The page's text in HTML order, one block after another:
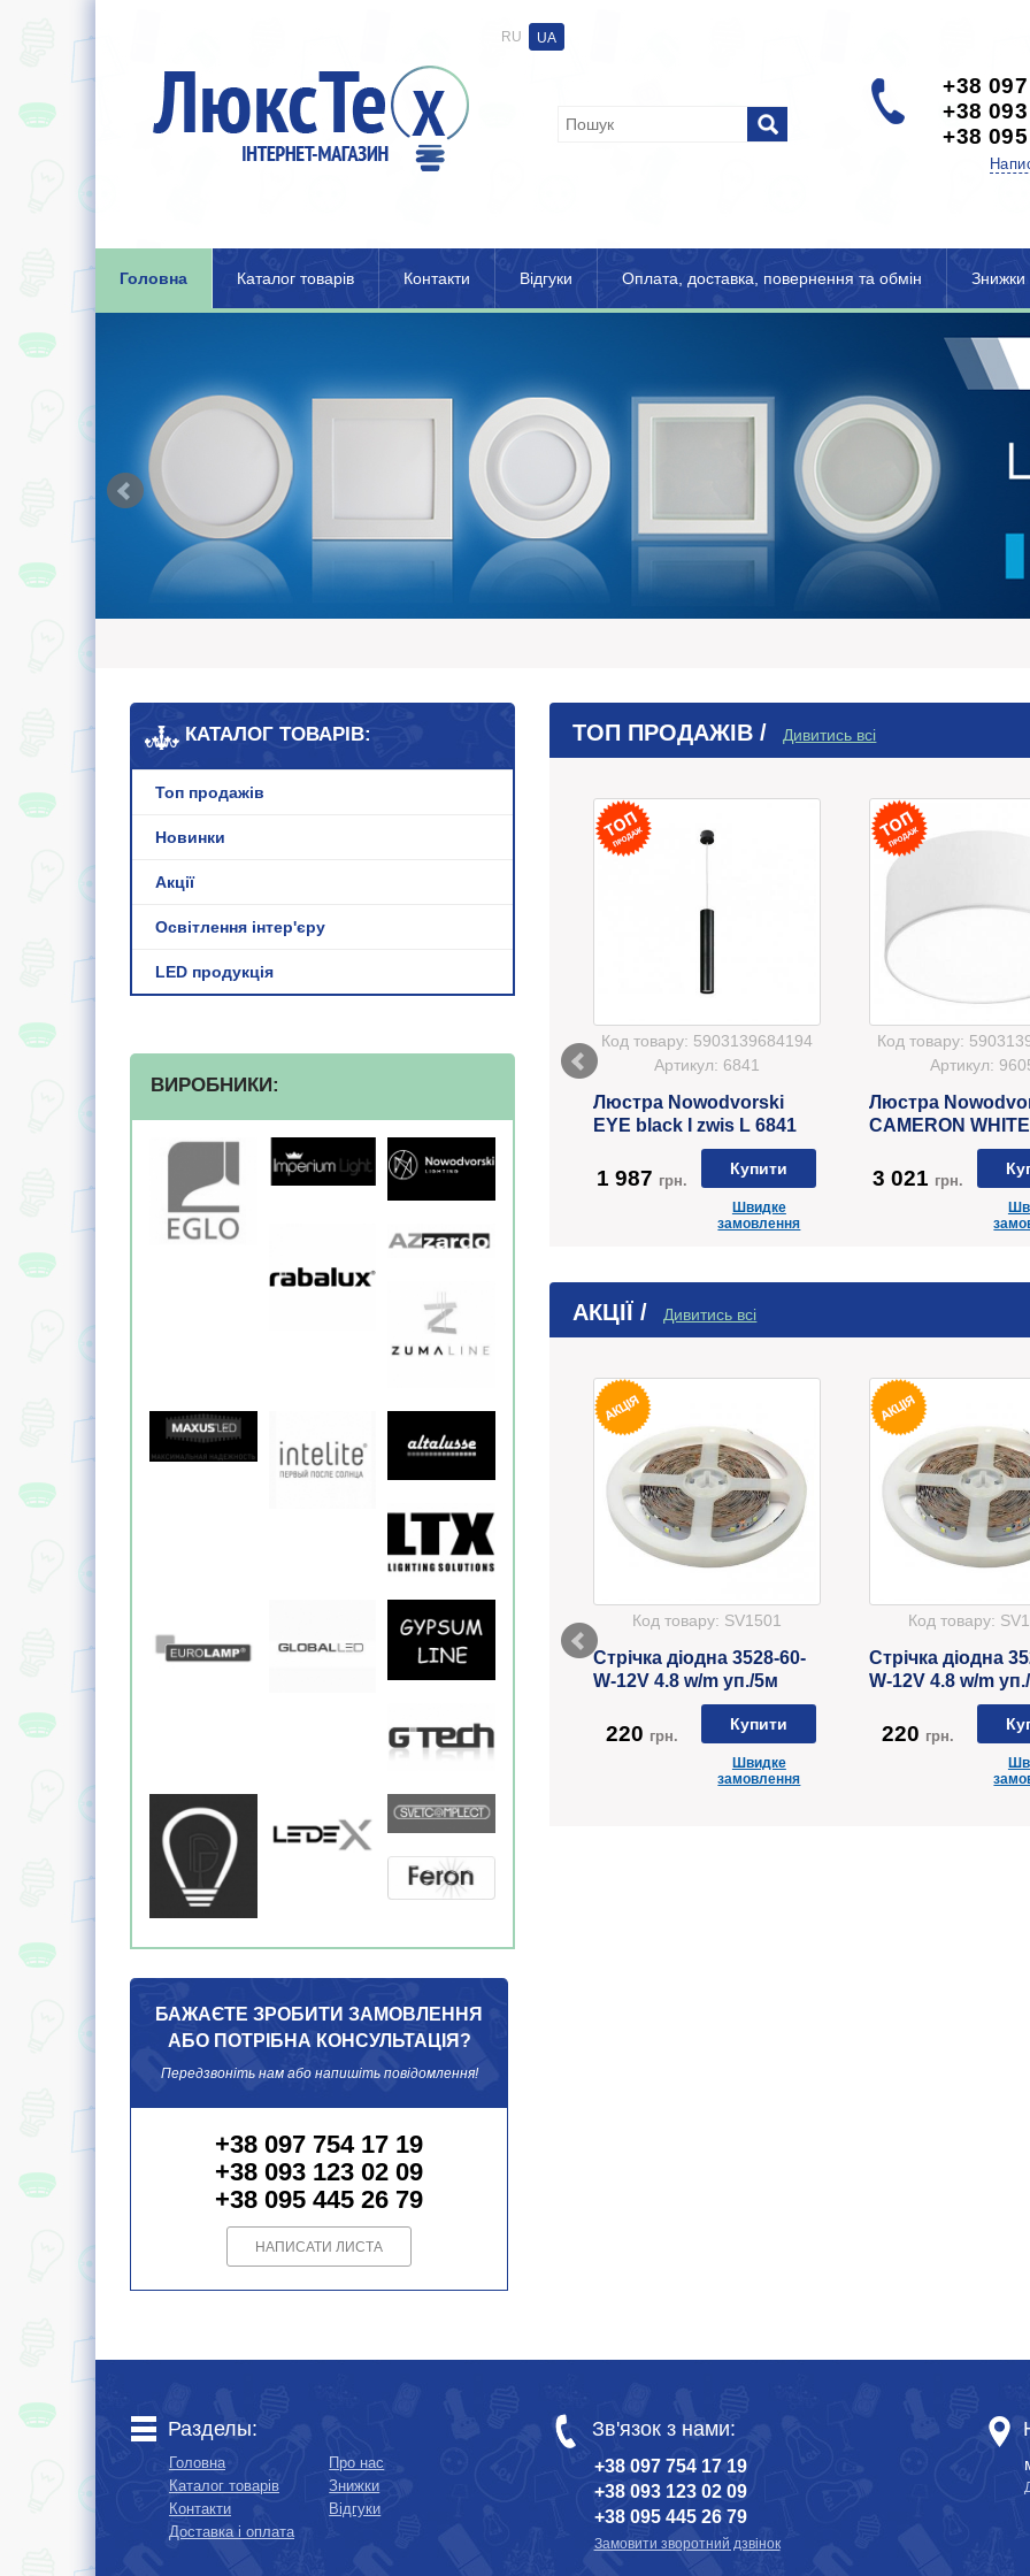
UA
RU
+38
+38
+38
Головна Каталог товарів Контакти Відгуки Оплата, доставка, повернення та обмін Знижки
ТОП ПРОДАЖІВ / Дивитись всі
Код товару:
Світильник вуличний
вбудовується
Nowodvorski STEP 6907
Швидке
замовлення
EYE white I zwis M 5397
1 745 грн.
Купити
Код товару: 5903139684194
Артикул: 6841
Люстра Nowodvorski
EYE black I zwis L 6841
1 987 грн.
Купити
Швидке
замовлення
Код товару:
Артикул:
Люстра
CAMERON
3 021 грн.
АКЦІЇ / Дивитись всі
Артикул:9745
Люстра Nowodvorski
замовлення
Код товару:SV451
Світильник діодний DL
36S 36W LED 6000K
грн.
Купити
Код товару: SV1501
Стрічка діодна 3528-60-
W-12V 4.8 w/m уп./5м
220 грн.
Купити
Швидке
замовлення
Код товару:
Стрічка діодна
W-12V 4.8 w/m
220 грн.
КАТАЛОГ ТОВАРІВ:
Топ продажів
Новинки
Акції
Освітлення інтер'єру
LED продукція
ВИРОБНИКИ:
БАЖАЄТЕ ЗРОБИТИ ЗАМОВЛЕННЯ
АБО ПОТРІБНА КОНСУЛЬТАЦІЯ?
Передзвоніть нам або напишіть повідомлення!
+38 097 754 17 19
+38 093 123 02 09
+38 095 445 26 79
НАПИСАТИ ЛИСТА
Разделы:
Головна
Каталог товарів
Контакти
Доставка і оплата
Про нас
Знижки
Відгуки
Зв'язок з нами:
+38 097 754 17 19
+38 093 123 02 09
+38 095 445 26 79
Замовити зворотний дзвінок